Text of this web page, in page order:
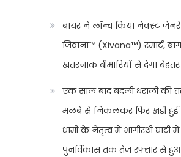
बायर ने लॉन्च किया नेक्स्ट
जिवाना™️ (Xivana™️) स्मार्ट,
खतरनाक बीमारियों से देगा बेहतर
एक साल बाद बदली धराली की
मलबे से निकलकर फिर खड़ी हुई
धामी के नेतृत्व में भागीरथी घाटी
पुनर्विकास तक तेज रफ्तार से